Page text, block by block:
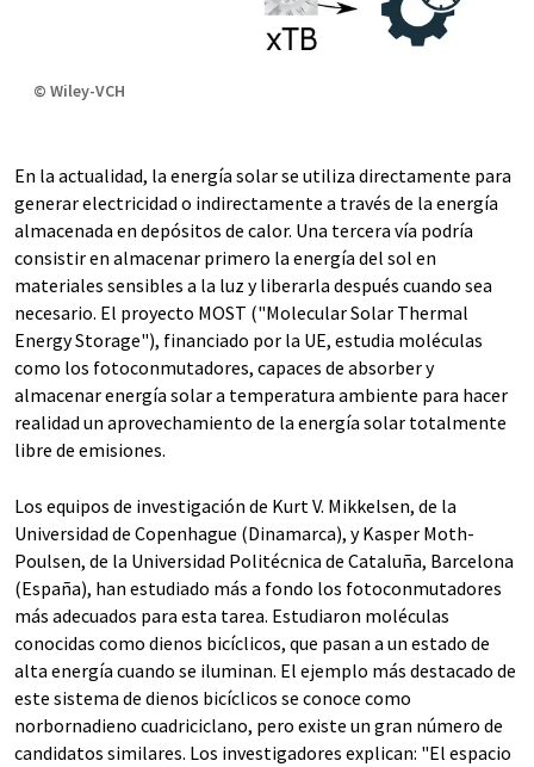
© Wiley-VCH
En la actualidad, la energía solar se utiliza directamente para
generar electricidad o indirectamente a través de la energía
almacenada en depósitos de calor. Una tercera vía podría
consistir en almacenar primero la energía del sol en
materiales sensibles a la luz y liberarla después cuando sea
necesario. El proyecto MOST ("Molecular Solar Thermal
Energy Storage"), financiado por la UE, estudia moléculas
como los fotoconmutadores, capaces de absorber y
almacenar energía solar a temperatura ambiente para hacer
realidad un aprovechamiento de la energía solar totalmente
libre de emisiones.
Los equipos de investigación de Kurt V. Mikkelsen, de la
Universidad de Copenhague (Dinamarca), y Kasper Moth-
Poulsen, de la Universidad Politécnica de Cataluña, Barcelona
(España), han estudiado más a fondo los fotoconmutadores
más adecuados para esta tarea. Estudiaron moléculas
conocidas como dienos bicíclicos, que pasan a un estado de
alta energía cuando se iluminan. El ejemplo más destacado de
este sistema de dienos bicíclicos se conoce como
norbornadieno cuadriciclano, pero existe un gran número de
candidatos similares. Los investigadores explican: "El espacio